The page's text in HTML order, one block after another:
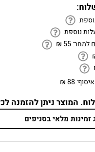
נוספת
למחר:
₪ 55
88 ₪
המוצר ניתן להזמנה
זמינות מלאי בסניפים